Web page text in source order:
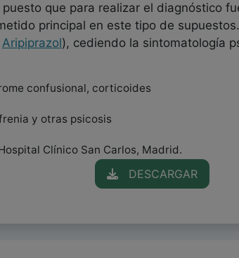
que para realizar el diagnóstico
principal en este tipo de
Aripiprazol), cediendo la sintomatología
confusional, corticoides
y otras psicosis
Clínico San Carlos, Madrid.
DESCARGAR